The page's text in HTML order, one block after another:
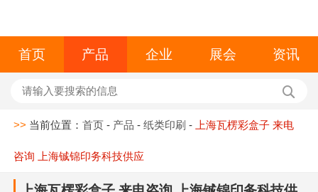
首页 产品 企业 展会 资讯
>> 当前位置：首页 - 产品 -纸类印刷 - 上海瓦楞彩盒子 来电
咨询 上海铖锦印务科技供应